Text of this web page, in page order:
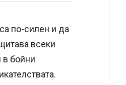
по-силен и да
всеки
в бойни